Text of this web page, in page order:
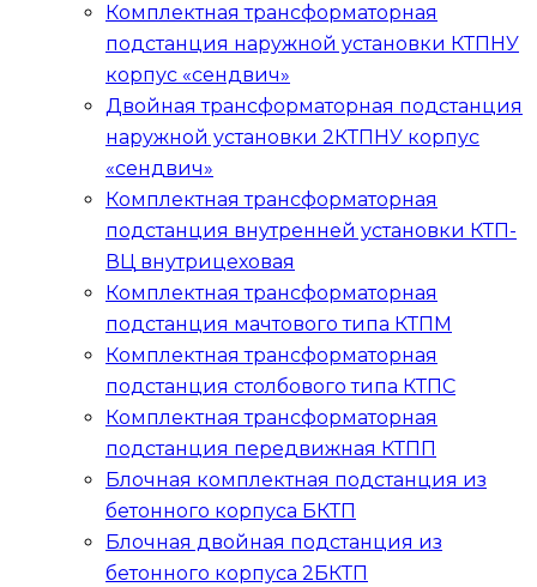
Комплектная трансформаторная
подстанция наружной установки КТПНУ
корпус «сендвич»
Двойная трансформаторная подстанция
наружной установки 2КТПНУ корпус
«сендвич»
Комплектная трансформаторная
подстанция внутренней установки КТП-
ВЦ внутрицеховая
Комплектная трансформаторная
подстанция мачтового типа КТПМ
Комплектная трансформаторная
подстанция столбового типа КТПС
Комплектная трансформаторная
подстанция передвижная КТПП
Блочная комплектная подстанция из
бетонного корпуса БКТП
Блочная двойная подстанция из
бетонного корпуса 2БКТП